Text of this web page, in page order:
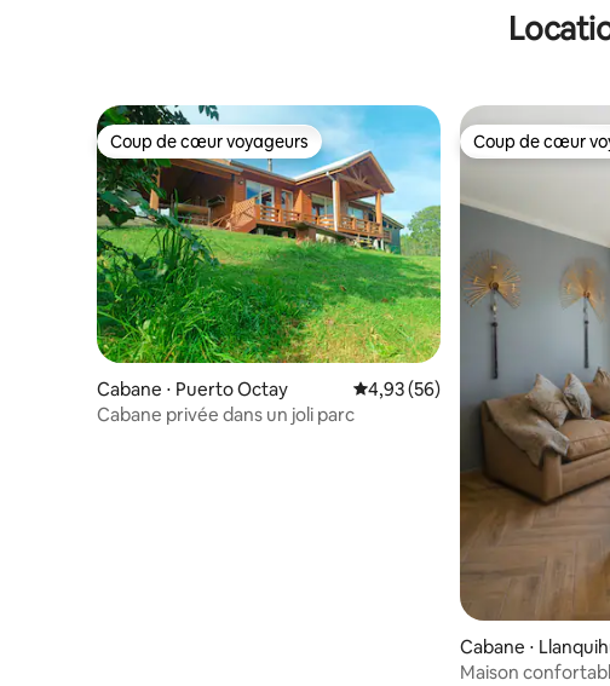
Coup de cœur voyageurs
Coup de cœur voyageurs
Cabane ⋅ Puerto Octay Évaluation moyenne sur la
4,93 (56)
Cabane privée dans un joli parc
Coup de cœur
Coup de cœur
Cabane ⋅
Maison